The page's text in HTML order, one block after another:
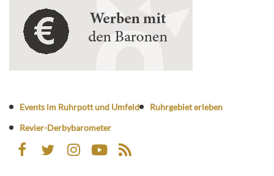
Events im Ruhrpott und Umfeld
Ruhrgebiet erleben
Revier-Derbybarometer